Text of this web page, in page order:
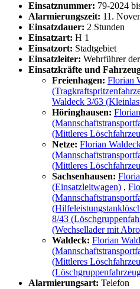
Einsatznummer: 79-2024
Alarmierungszeit: 11.
Einsatzdauer: 2 Stunden
Einsatzart: H 1
Einsatzort: Stadtgebiet
Einsatzleiter: Wehrführer
Einsatzkräfte und
Freienhagen: Florian
Waldeck 3/63
Höringhausen:
(Mittleres
Netze: Florian
(Mittleres
Sachsenhausen:
(Einsatzleitwagen) ,
8/43
(Wechsellader mit
Waldeck: Florian
(Mittleres
Alarmierungsart: Telefon